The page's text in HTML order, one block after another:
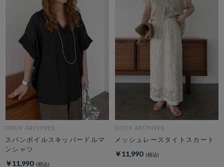
DOUX ARCHIVES
スパンボイルスキッパードルマ
ンシャツ
￥11,990
DOUX ARCHIVES
メッシュレースタイトスカート
￥11,990